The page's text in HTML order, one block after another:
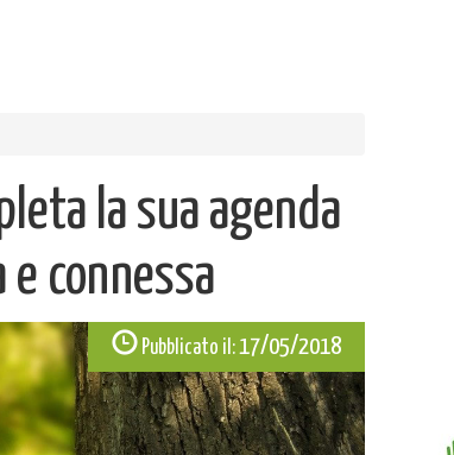
la sua agenda
connessa
Pubblicato il:17/05/2018